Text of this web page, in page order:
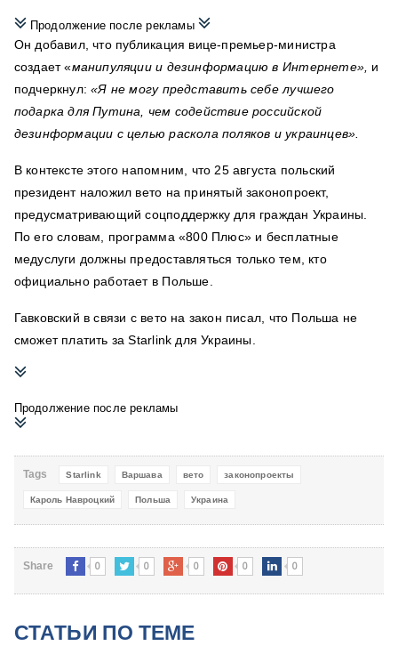
Продолжение после рекламы
Он добавил, что публикация вице-премьер-министра
создает «манипуляции и дезинформацию в Интернете», и
подчеркнул: «Я не могу представить себе лучшего
подарка для Путина, чем содействие российской
дезинформации с целью раскола поляков и украинцев».
В контексте этого напомним, что 25 августа польский
президент наложил вето на принятый законопроект,
предусматривающий соцподдержку для граждан Украины.
По его словам, программа «800 Плюс» и бесплатные
медуслуги должны предоставляться только тем, кто
официально работает в Польше.
Гавковский в связи с вето на закон писал, что Польша не
сможет платить за Starlink для Украины.
Продолжение после рекламы
Tags Starlink Варшава вето законопроекты
Кароль Навроцкий Польша Украина
Share 0 0 0 0 0
СТАТЬИ ПО ТЕМЕ